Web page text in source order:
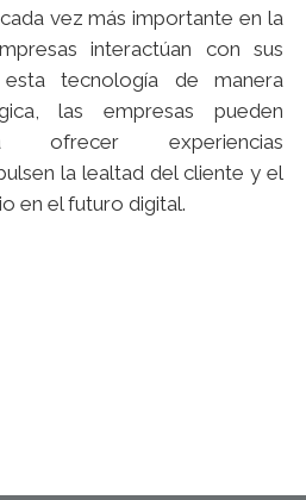
vez más importante en la
interactúan con sus
tecnología de manera
las empresas pueden
ofrecer experiencias
la lealtad del cliente y el
en el futuro digital.